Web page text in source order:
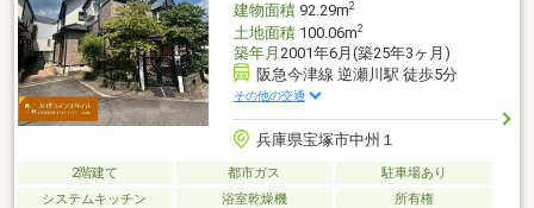
建物面積92.29m2
土地面積100.06m2
築年月 2001年6月(築25年3ヶ月)
阪急今津線 逆瀬川駅 徒歩5分
その他の交通
兵庫県宝塚市中州１
2階建て 都市ガス
駐車場あり
システムキッチン
浴室乾燥機 所有権